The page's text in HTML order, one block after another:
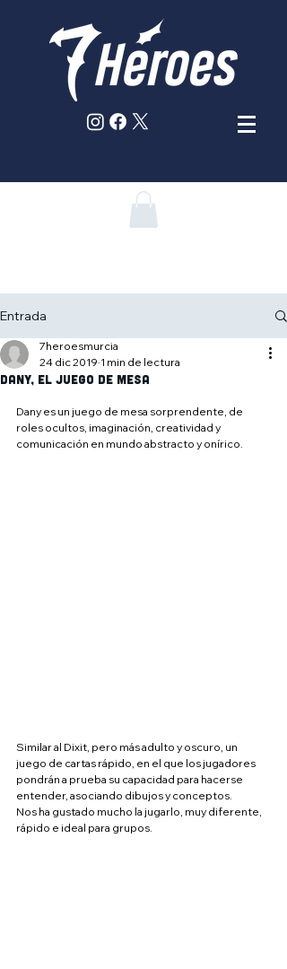
Entrada
Dany, el juego de mesa
7heroesmurcia
24 dic 2019 1 min de lectura
Dany es un juego de mesa sorprendente, de
roles ocultos, imaginación, creatividad y
comunicación en mundo abstracto y onírico.
Similar al Dixit, pero más adulto y oscuro, un
juego de cartas rápido, en el que los jugadores
pondrán a prueba su capacidad para hacerse
entender, asociando dibujos y conceptos.
Nos ha gustado mucho la jugarlo, muy diferente,
rápido e ideal para grupos.